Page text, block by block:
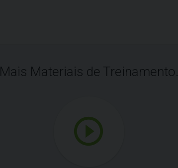
Mais Materiais de Treinamento.